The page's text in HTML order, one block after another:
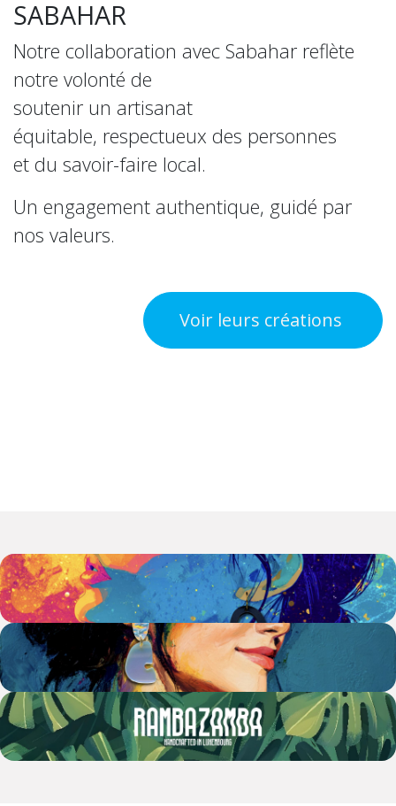
SABAHAR
Notre collaboration avec Sabahar reflète
notre volonté de
soutenir un artisanat
équitable, respectueux des personnes
et du savoir-faire local.
Un engagement authentique, guidé par
nos valeurs.
Voir leurs créations